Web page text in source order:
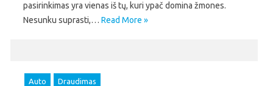
pasirinkimas yra vienas iš tų, kuri ypač domina žmones.
Nesunku suprasti,… Read More »
Auto Draudimas